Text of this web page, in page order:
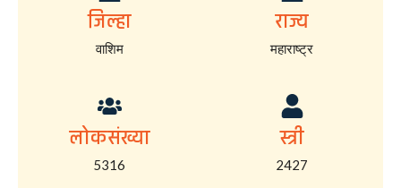
जिल्हा
वाशिम
राज्य
महाराष्ट्र
लोकसंख्या
5316
स्त्री
2427